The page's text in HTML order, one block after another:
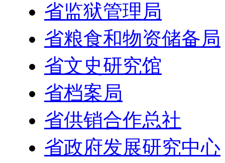
省监狱管理局
省粮食和物资储备局
省文史研究馆
省档案局
省供销合作总社
省政府发展研究中心